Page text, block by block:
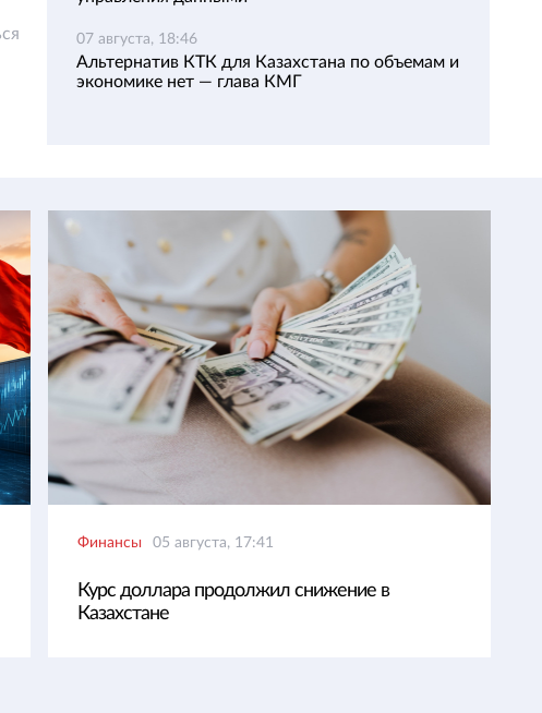
07 августа, 18:46
Альтернатив КТК для Казахстана по объемам и
экономике нет — глава КМГ
Финансы 05 августа, 17:41
Курс доллара продолжил снижение в
Казахстане